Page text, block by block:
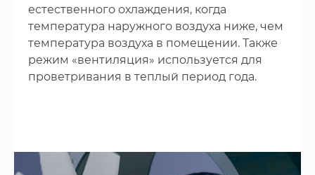
естественного охлаждения, когда
температура наружного воздуха ниже, чем
температура воздуха в помещении. Также
режим «вентиляция» используется для
проветривания в теплый период года.